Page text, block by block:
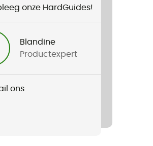
onze HardGuides!
Blandine
Productexpert
ons